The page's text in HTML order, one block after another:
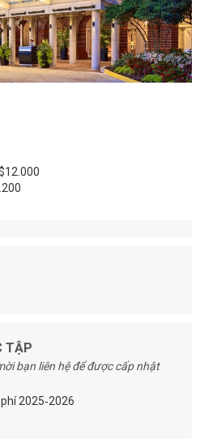
TẬP
bạn liên hệ để được cấp nhật
2025‑2026